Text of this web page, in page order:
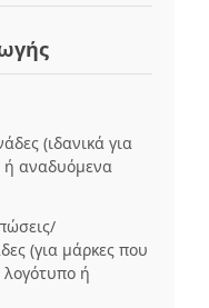
(ιδανικά για
ή αναδυόμενα
(για μάρκες που
λογότυπο ή